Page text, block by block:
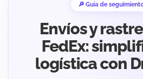
🔎 Guía de
Envíos y
FedEx:
logística con